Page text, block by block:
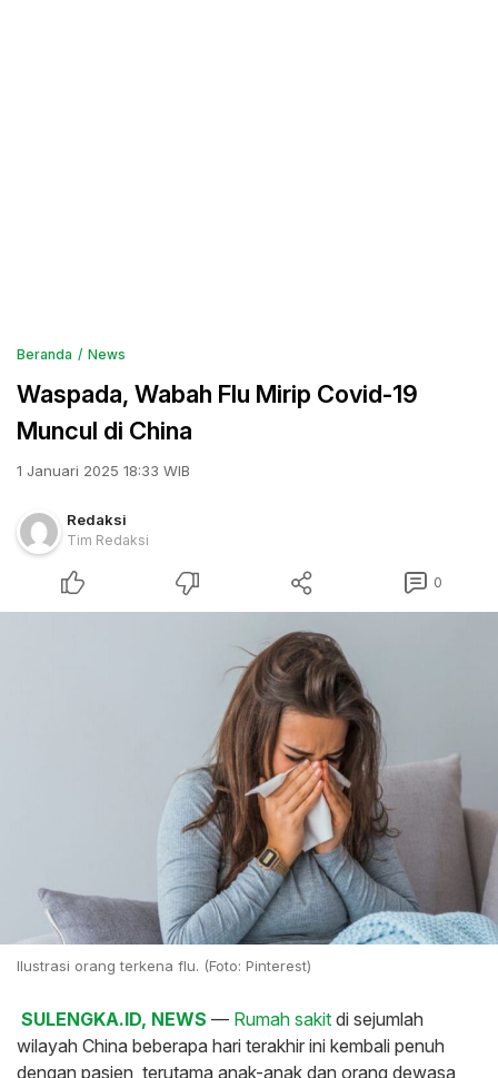
Beranda News
Waspada, Wabah Flu Mirip Covid-19
Muncul di China
1 Januari 2025 18:33 WIB
Redaksi
Tim Redaksi
0
Ilustrasi orang terkena flu. (Foto: Pinterest)
SULENGKA.ID, NEWS — Rumah sakit di sejumlah
wilayah China beberapa hari terakhir ini kembali penuh
dengan pasien, terutama anak-anak dan orang dewasa